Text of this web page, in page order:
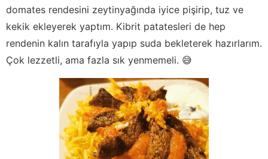
domates rendesini zeytinyağında iyice pişirip, tuz ve
kekik ekleyerek yaptım. Kibrit patatesleri de hep
rendenin kalın tarafıyla yapıp suda bekleterek hazırlarım.
Çok lezzetli, ama fazla sık yenmemeli. 😅